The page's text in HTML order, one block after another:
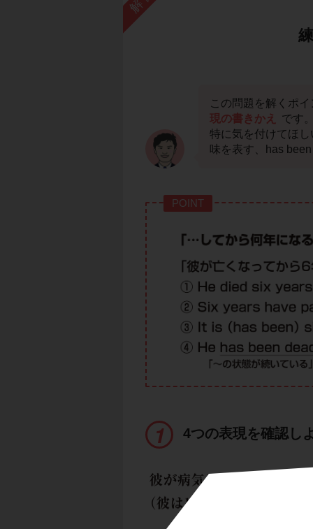
この問題を解くポ
現の書きかえ
です
特に気を付けてほ
味を表す、has
POINT
4つの表現を確認し